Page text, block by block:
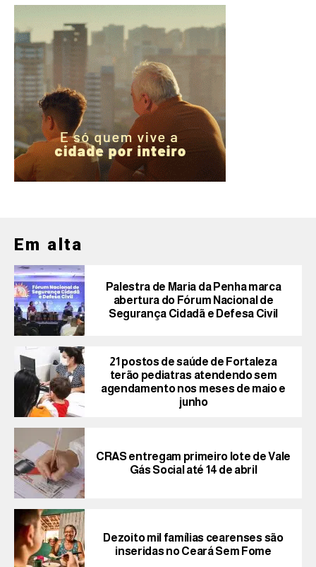
Em alta
Palestra de Maria da Penha marca
abertura do Fórum Nacional de
Segurança Cidadã e Defesa Civil
21 postos de saúde de Fortaleza
terão pediatras atendendo sem
agendamento nos meses de maio e
junho
CRAS entregam primeiro lote de Vale
Gás Social até 14 de abril
Dezoito mil famílias cearenses são
inseridas no Ceará Sem Fome